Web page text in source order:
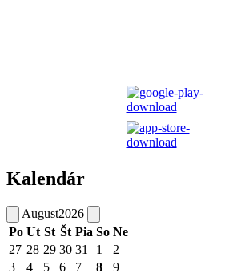
Kalendár
August2026
Po Ut St Št Pia So Ne
27 28 29 30 31 1
2
3
4 5 6 7 8
9